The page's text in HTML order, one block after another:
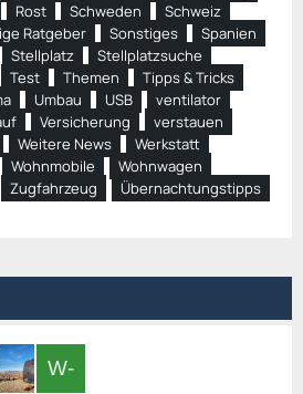
Rost Schweden
Schweiz
Ratgeber Sonstiges
Spanien
Stellplatz
Stellplatzsuche
Test Themen
Tipps & Tricks
Umbau USB
ventilator
Versicherung
verstauen
Weitere News
Werkstatt
Wohnmobile
Wohnwagen
Zugfahrzeug
Übernachtungstipps